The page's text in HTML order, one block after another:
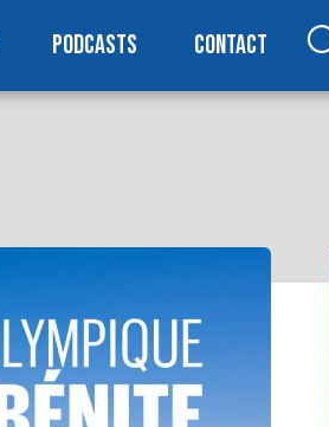
PODCASTS CONTACT